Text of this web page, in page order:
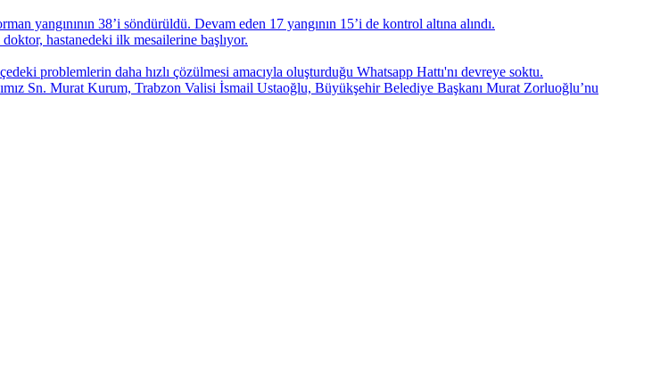
yangınının 38’i söndürüldü. Devam eden 17 yangının 15’i de kontrol altına alındı.
hastanedeki ilk mesailerine başlıyor.
problemlerin daha hızlı çözülmesi amacıyla oluşturduğu Whatsapp Hattı'nı devreye soktu.
Sn. Murat Kurum, Trabzon Valisi İsmail Ustaoğlu, Büyükşehir Belediye Başkanı Murat Zorluoğlu’nu